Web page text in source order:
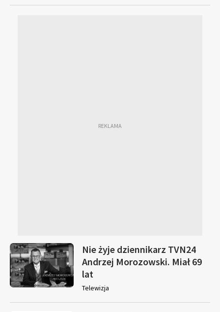
Nie żyje dziennikarz TVN24
Andrzej Morozowski. Miał 69
lat
Telewizja